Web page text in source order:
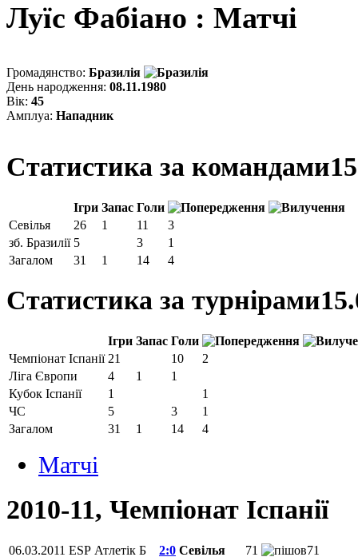
Луїс Фабіано : Матчi
Громадянство: Бразилія
День народження: 08.11.1980
Вік: 45
Амплуа: Нападник
Статистика за командами
Ігри Запас Голи
Севілья
26 1 11
3
зб. Бразилії 5 3
1
Загалом
31 1 14 4
Статистика за турнірами
Ігри Запас Голи
Чемпiонат Іспанії 21 10
2
Ліга Європи
4 1
1
Кубок Іспанії
1
1
ЧС
5 3
1
Загалом
31 1 14 4
Матчi
2010-11, Чемпiонат Іспанії
06.03.2011 ESP Атлетік Б 2:0 Севілья 71 71